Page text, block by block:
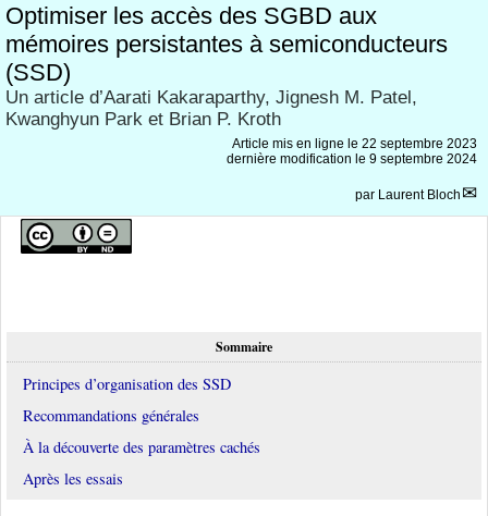
Optimiser les accès des SGBD aux
mémoires persistantes à semiconducteurs
(SSD)
Un article d’Aarati Kakaraparthy, Jignesh M. Patel,
Kwanghyun Park et Brian P. Kroth
Article mis en ligne le 22 septembre 2023
dernière modification le 9 septembre 2024
par Laurent Bloch
Sommaire
Principes d’organisation des SSD
Recommandations générales
À la découverte des paramètres cachés
Après les essais